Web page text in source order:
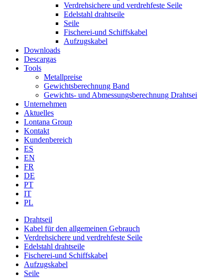
Verdrehsichere und verdrehfeste Seile
Edelstahl drahtseile
Seile
Fischerei-und Schiffskabel
Aufzugskabel
Downloads
Descargas
Tools
Metallpreise
Gewichtsberechnung Band
Gewichts- und Abmessungsberechnung Drahtsei
Unternehmen
Aktuelles
Lontana Group
Kontakt
Kundenbereich
ES
EN
FR
DE
PT
IT
PL
Drahtseil
Kabel für den allgemeinen Gebrauch
Verdrehsichere und verdrehfeste Seile
Edelstahl drahtseile
Fischerei-und Schiffskabel
Aufzugskabel
Seile